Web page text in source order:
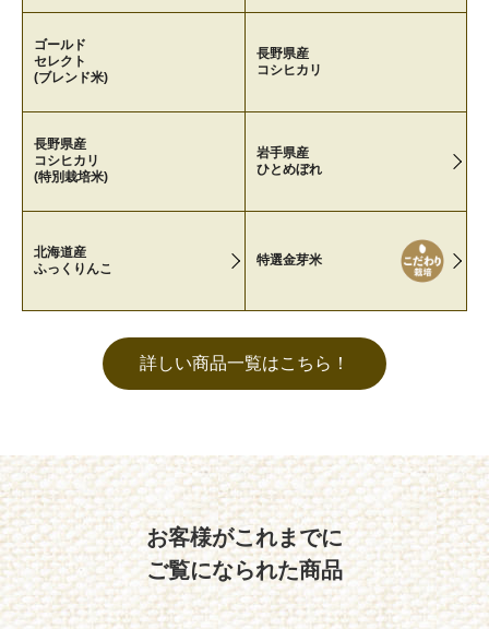
ゴールド
セレクト
(ブレンド米)
長野県産
コシヒカリ
長野県産
コシヒカリ
(特別栽培米)
岩手県産
ひとめぼれ
北海道産
ふっくりんこ
特選金芽米
詳しい商品一覧はこちら！
お客様がこれまでに
ご覧になられた商品